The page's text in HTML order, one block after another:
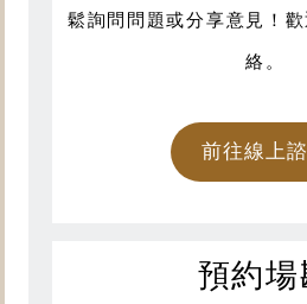
鬆詢問問題或分享意見！
絡。
前往線上
預約場